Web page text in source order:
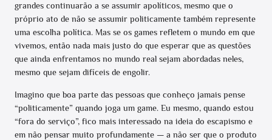
grandes continuarão a se assumir apolíticos, mesmo que o
próprio ato de não se assumir politicamente também represente
uma escolha política. Mas se os games refletem o mundo em que
vivemos, então nada mais justo do que esperar que as questões
que ainda enfrentamos no mundo real sejam abordadas neles,
mesmo que sejam difíceis de engolir.
Imagino que boa parte das pessoas que conheço jamais pense
“politicamente” quando joga um game. Eu mesmo, quando estou
“fora do serviço”, fico mais interessado na ideia do escapismo e
em não pensar muito profundamente — a não ser que o produto